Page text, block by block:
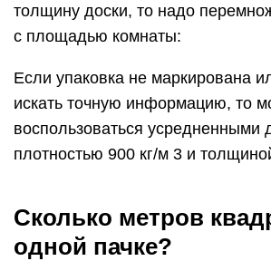
толщину доски, то надо
с площадью комнаты:
Если упаковка не маркирована
искать точную информацию, то
воспользоваться усредненными
плотностью 900 кг/м 3 и
Сколько метров
одной пачке?